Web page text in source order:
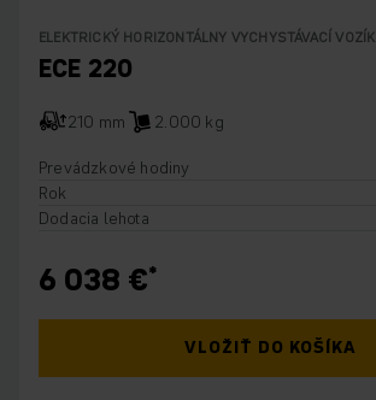
ELEKTRICKÝ HORIZONTÁLNY VYCHYSTÁVACÍ VOZÍK
ECE 220
210 mm
2.000 kg
Prevádzkové hodiny
Rok
Dodacia lehota
6 038 €
VLOŽIŤ DO KOŠÍKA